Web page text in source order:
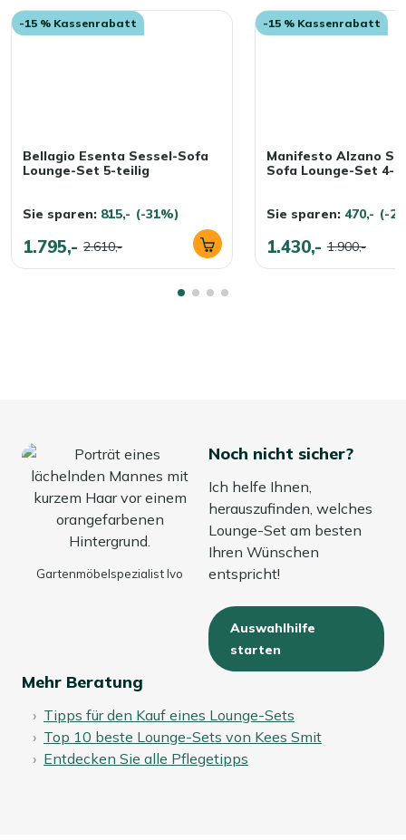
einem Regenschauer oft noch eine Weile nass, sodass
man sie nicht sofort wieder verwenden kann. Unser Tipp:
-15 % Kassenrabatt
Bellagio Esenta Sessel-Sofa
Lounge-Set 5-teilig
Sie sparen: 815,- (-31%)
1.795,- 2.610,-
-15 % Kassenrabatt
Manifesto Alzano
Sofa Lounge-Set 4-
Sie sparen: 470,- (-
1.430,- 1.900,-
Gartenmöbelspezialist Ivo
Noch nicht sicher?
Ich helfe Ihnen,
herauszufinden, welches
Lounge-Set am besten
Ihren Wünschen
entspricht!
Auswahlhilfe
starten
Mehr Beratung
Tipps für den Kauf eines Lounge-Sets
Top 10 beste Lounge-Sets von Kees Smit
Entdecken Sie alle Pflegetipps